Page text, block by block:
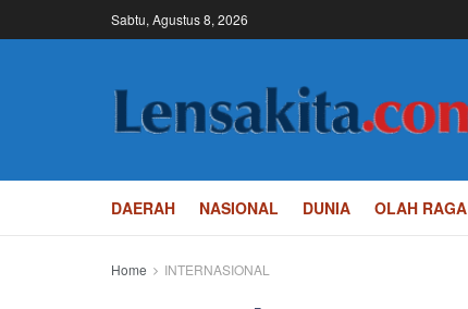
Sabtu, Agustus 8, 2026
DAERAH NASIONAL DUNIA OLAH RAGA
Home INTERNASIONAL